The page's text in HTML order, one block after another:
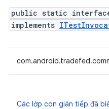
public static interface
implements
Các lớp con gián tiếp đã